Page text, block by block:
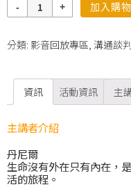
量
加入購
分類: 影音回放專區, 溝通談判
資訊 活動資訊 主
主講者介紹
丹尼爾
生命沒有外在只有內在，
活的旅程。